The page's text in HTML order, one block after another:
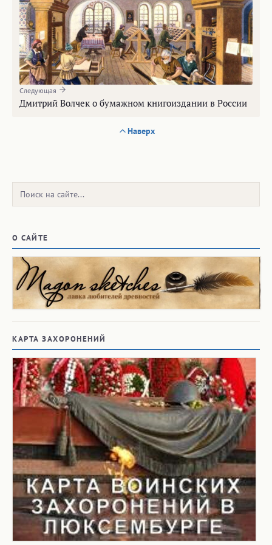
Следующая
Дмитрий Волчек о бумажном книгоиздании в России
Наверх
Поиск:
О САЙТЕ
КАРТА ЗАХОРОНЕНИЙ